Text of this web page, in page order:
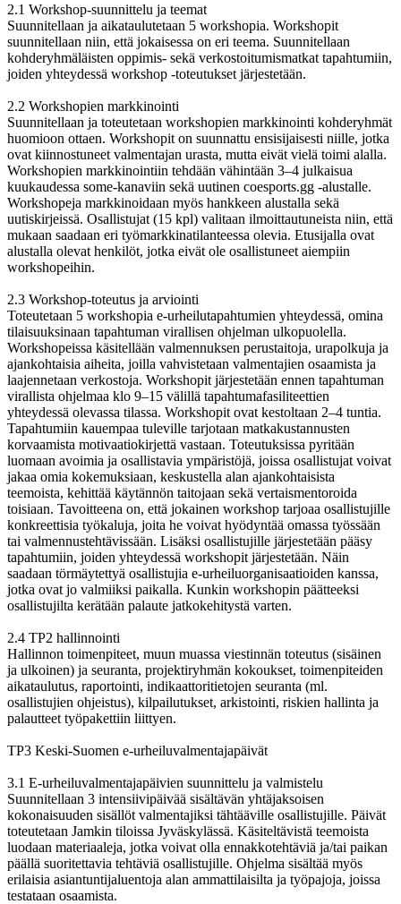
2.1 Workshop-suunnittelu ja teemat
Suunnitellaan ja aikataulutetaan 5 workshopia. Workshopit
suunnitellaan niin, että jokaisessa on eri teema. Suunnitellaan
kohderyhmäläisten oppimis- sekä verkostoitumismatkat tapahtumiin,
joiden yhteydessä workshop -toteutukset järjestetään.
2.2 Workshopien markkinointi
Suunnitellaan ja toteutetaan workshopien markkinointi kohderyhmät
huomioon ottaen. Workshopit on suunnattu ensisijaisesti niille, jotka
ovat kiinnostuneet valmentajan urasta, mutta eivät vielä toimi alalla.
Workshopien markkinointiin tehdään vähintään 3–4 julkaisua
kuukaudessa some-kanaviin sekä uutinen coesports.gg -alustalle.
Workshopeja markkinoidaan myös hankkeen alustalla sekä
uutiskirjeissä. Osallistujat (15 kpl) valitaan ilmoittautuneista niin, että
mukaan saadaan eri työmarkkinatilanteessa olevia. Etusijalla ovat
alustalla olevat henkilöt, jotka eivät ole osallistuneet aiempiin
workshopeihin.
2.3 Workshop-toteutus ja arviointi
Toteutetaan 5 workshopia e-urheilutapahtumien yhteydessä, omina
tilaisuuksinaan tapahtuman virallisen ohjelman ulkopuolella.
Workshopeissa käsitellään valmennuksen perustaitoja, urapolkuja ja
ajankohtaisia aiheita, joilla vahvistetaan valmentajien osaamista ja
laajennetaan verkostoja. Workshopit järjestetään ennen tapahtuman
virallista ohjelmaa klo 9–15 välillä tapahtumafasiliteettien
yhteydessä olevassa tilassa. Workshopit ovat kestoltaan 2–4 tuntia.
Tapahtumiin kauempaa tuleville tarjotaan matkakustannusten
korvaamista motivaatiokirjettä vastaan. Toteutuksissa pyritään
luomaan avoimia ja osallistavia ympäristöjä, joissa osallistujat voivat
jakaa omia kokemuksiaan, keskustella alan ajankohtaisista
teemoista, kehittää käytännön taitojaan sekä vertaismentoroida
toisiaan. Tavoitteena on, että jokainen workshop tarjoaa osallistujille
konkreettisia työkaluja, joita he voivat hyödyntää omassa työssään
tai valmennustehtävissään. Lisäksi osallistujille järjestetään pääsy
tapahtumiin, joiden yhteydessä workshopit järjestetään. Näin
saadaan törmäytettyä osallistujia e-urheiluorganisaatioiden kanssa,
jotka ovat jo valmiiksi paikalla. Kunkin workshopin päätteeksi
osallistujilta kerätään palaute jatkokehitystä varten.
2.4 TP2 hallinnointi
Hallinnon toimenpiteet, muun muassa viestinnän toteutus (sisäinen
ja ulkoinen) ja seuranta, projektiryhmän kokoukset, toimenpiteiden
aikataulutus, raportointi, indikaattoritietojen seuranta (ml.
osallistujien ohjeistus), kilpailutukset, arkistointi, riskien hallinta ja
palautteet työpakettiin liittyen.
TP3 Keski-Suomen e-urheiluvalmentajapäivät
3.1 E-urheiluvalmentajapäivien suunnittelu ja valmistelu
Suunnitellaan 3 intensiivipäivää sisältävän yhtäjaksoisen
kokonaisuuden sisällöt valmentajiksi tähtääville osallistujille. Päivät
toteutetaan Jamkin tiloissa Jyväskylässä. Käsiteltävistä teemoista
luodaan materiaaleja, jotka voivat olla ennakkotehtäviä ja/tai paikan
päällä suoritettavia tehtäviä osallistujille. Ohjelma sisältää myös
erilaisia asiantuntijaluentoja alan ammattilaisilta ja työpajoja, joissa
testataan osaamista.